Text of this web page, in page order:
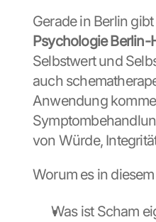
Psychologie Berlin-
Selbstwert und
auch
Anwendung
von Würde,
Worum es in
Was ist Scham